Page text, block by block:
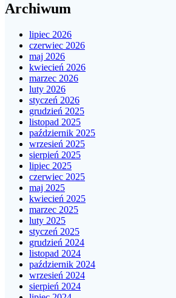
Archiwum
lipiec 2026
czerwiec 2026
maj 2026
kwiecień 2026
marzec 2026
luty 2026
styczeń 2026
grudzień 2025
listopad 2025
październik 2025
wrzesień 2025
sierpień 2025
lipiec 2025
czerwiec 2025
maj 2025
kwiecień 2025
marzec 2025
luty 2025
styczeń 2025
grudzień 2024
listopad 2024
październik 2024
wrzesień 2024
sierpień 2024